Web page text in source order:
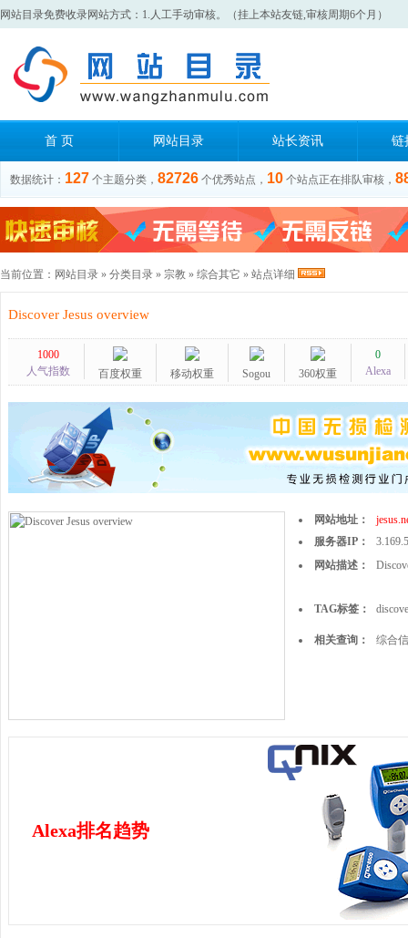
网站目录免费收录网站方式：1.人工手动审核。（挂上本站友链,审核周期6个月）
首 页 网站目录 站长资讯 链
数据统计： 127 个主题分类， 82726 个优秀站点， 10 个站点正在排队审核，
当前位置： 网站目录 » 分类目录 » 宗教 » 综合其它 » 站点详细
Discover Jesus overview
1000
人气指数
百度权重 移动权重 Sogou 360权重
0
Alexa
网站地址：
服务器IP：
网站描述：
TAG标签：
相关查询： 综合
Alexa排名趋势